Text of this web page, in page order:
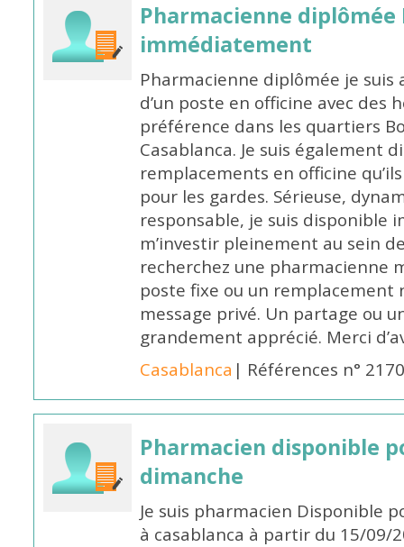
Pharmacienne diplômée
immédiatement
Pharmacienne diplômée je
d’un poste en officine avec des
préférence dans les quartiers
Casablanca. Je suis également
remplacements en officine
pour les gardes. Sérieuse,
responsable, je suis
m’investir pleinement au sein
recherchez une pharmacienne
poste fixe ou un remplacement
message privé. Un partage ou
grandement apprécié. Merci
Casablanca | Références n°
Pharmacien disponible
dimanche
Je suis pharmacien Disponible
à casablanca à partir du 15/09/